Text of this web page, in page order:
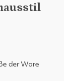
der Ware